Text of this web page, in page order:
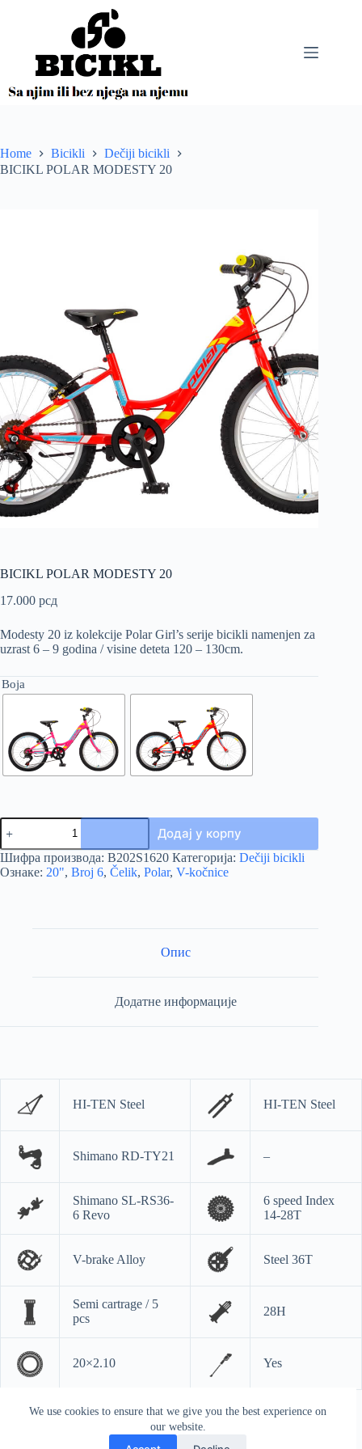
We use cookies to ensure that we give you the best experience on
our website.
Home Bicikli
Dečiji bicikli
BICIKL POLAR MODESTY 20
BICIKL POLAR MODESTY 20
17.000 рсд
Modesty 20 iz kolekcije Polar Girl’s serije bicikli namenjen za
uzrast 6 – 9 godina / visine deteta 120 – 130cm.
Boja
BICIKL
POLAR
MODESTY
20
количина
Додај у корпу
Шифра производа: B202S1620 Категорија: Dečiji bicikli
Ознаке: 20", Broj 6, Čelik, Polar, V-kočnice
Опис
Додатне информације
HI-TEN Steel HI-TEN Steel
Shimano RD-TY21 –
Shimano SL-RS36-
6 Revo
6 speed Index
14-28T
V-brake Alloy Steel 36T
Semi cartrage / 5
pcs
28H
20×2.10 Yes